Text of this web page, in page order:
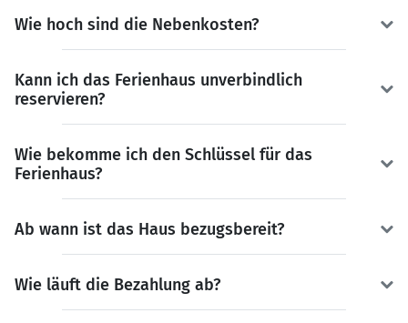
Wie hoch sind die Nebenkosten?
Kann ich das Ferienhaus unverbindlich
reservieren?
Wie bekomme ich den Schlüssel für das
Ferienhaus?
Ab wann ist das Haus bezugsbereit?
Wie läuft die Bezahlung ab?